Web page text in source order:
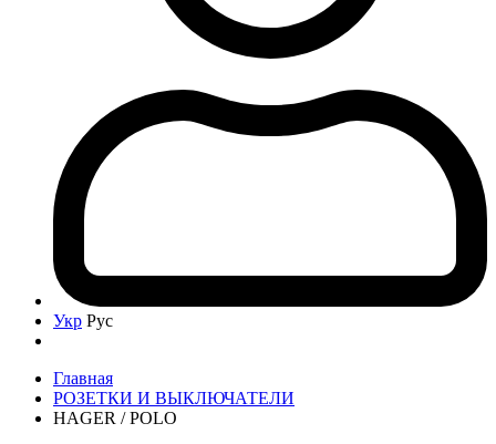
Укр Рус
Главная
РОЗЕТКИ И ВЫКЛЮЧАТЕЛИ
HAGER / POLO